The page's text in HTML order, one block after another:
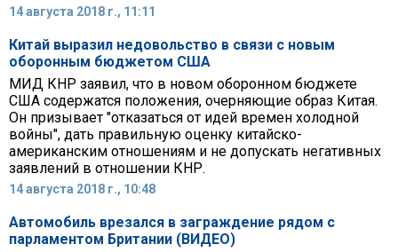
14 августа 2018 г., 11:11
Китай выразил недовольство в связи с новым
оборонным бюджетом США
МИД КНР заявил, что в новом оборонном бюджете
США содержатся положения, очерняющие образ Китая.
Он призывает "отказаться от идей времен холодной
войны", дать правильную оценку китайско-
американским отношениям и не допускать негативных
заявлений в отношении КНР.
14 августа 2018 г., 10:48
Автомобиль врезался в заграждение рядом с
парламентом Британии (ВИДЕО)